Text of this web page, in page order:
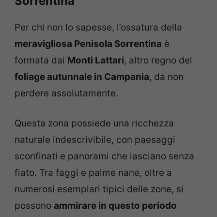
Per chi non lo sapesse, l’ossatura della
meravigliosa Penisola Sorrentina è
formata dai Monti Lattari, altro regno del
foliage autunnale in Campania, da non
perdere assolutamente.
Questa zona possiede una ricchezza
naturale indescrivibile, con paesaggi
sconfinati e panorami che lasciano senza
fiato. Tra faggi e palme nane, oltre a
numerosi esemplari tipici delle zone, si
possono ammirare in questo periodo